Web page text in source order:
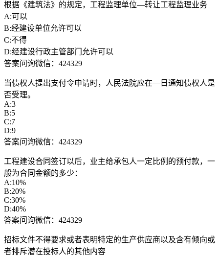
根据《建筑法》的规定，工程监理单位—转让工程监理业务
A:可以
B:经建设单位允许可以
C:不得
D:经建设行政主管部门允许可以
答案问询微信：424329
当债权人提出支付令申请时，人民法院应在—日通知债权人是
否受理。
A:3
B:5
C:7
D:9
答案问询微信：424329
工程建设合同签订以后，业主给承包人一定比例的预付款，一
般为合同金额的多少：
A:10%
B:20%
C:30%
D:40%
答案问询微信：424329
招标文件不得要求或者表明特定的生产供应商以及含有倾向或
者排斥潜在投标人的其他内容